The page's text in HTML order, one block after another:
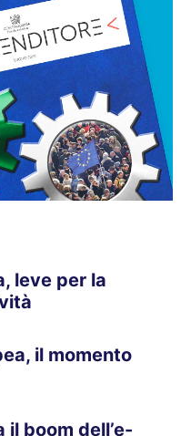
leve per la
il momento
boom dell’e-